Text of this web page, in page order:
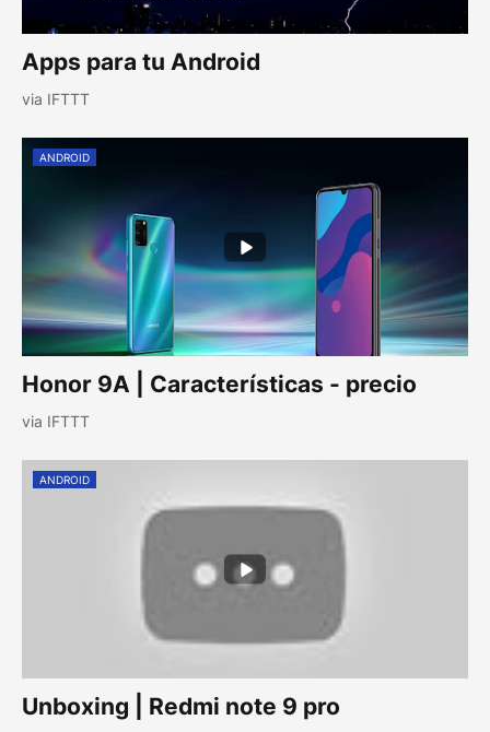
Apps para tu Android
via IFTTT
ANDROID
Honor 9A | Características - precio
via IFTTT
ANDROID
Unboxing | Redmi note 9 pro